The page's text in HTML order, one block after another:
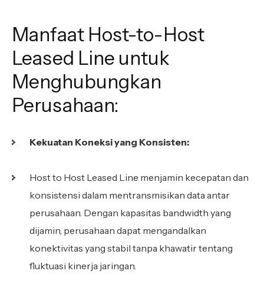
Manfaat Host-to-Host
Leased Line untuk
Menghubungkan
Perusahaan:
Kekuatan Koneksi yang Konsisten:
Host to Host Leased Line menjamin kecepatan dan
konsistensi dalam mentransmisikan data antar
perusahaan. Dengan kapasitas bandwidth yang
dijamin, perusahaan dapat mengandalkan
konektivitas yang stabil tanpa khawatir tentang
fluktuasi kinerja jaringan.